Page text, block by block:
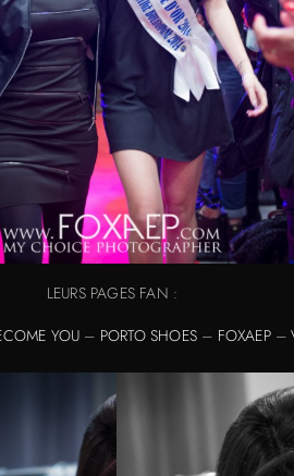
LEURS PAGES FAN :
YOU – PORTO SHOES – FOXAEP–